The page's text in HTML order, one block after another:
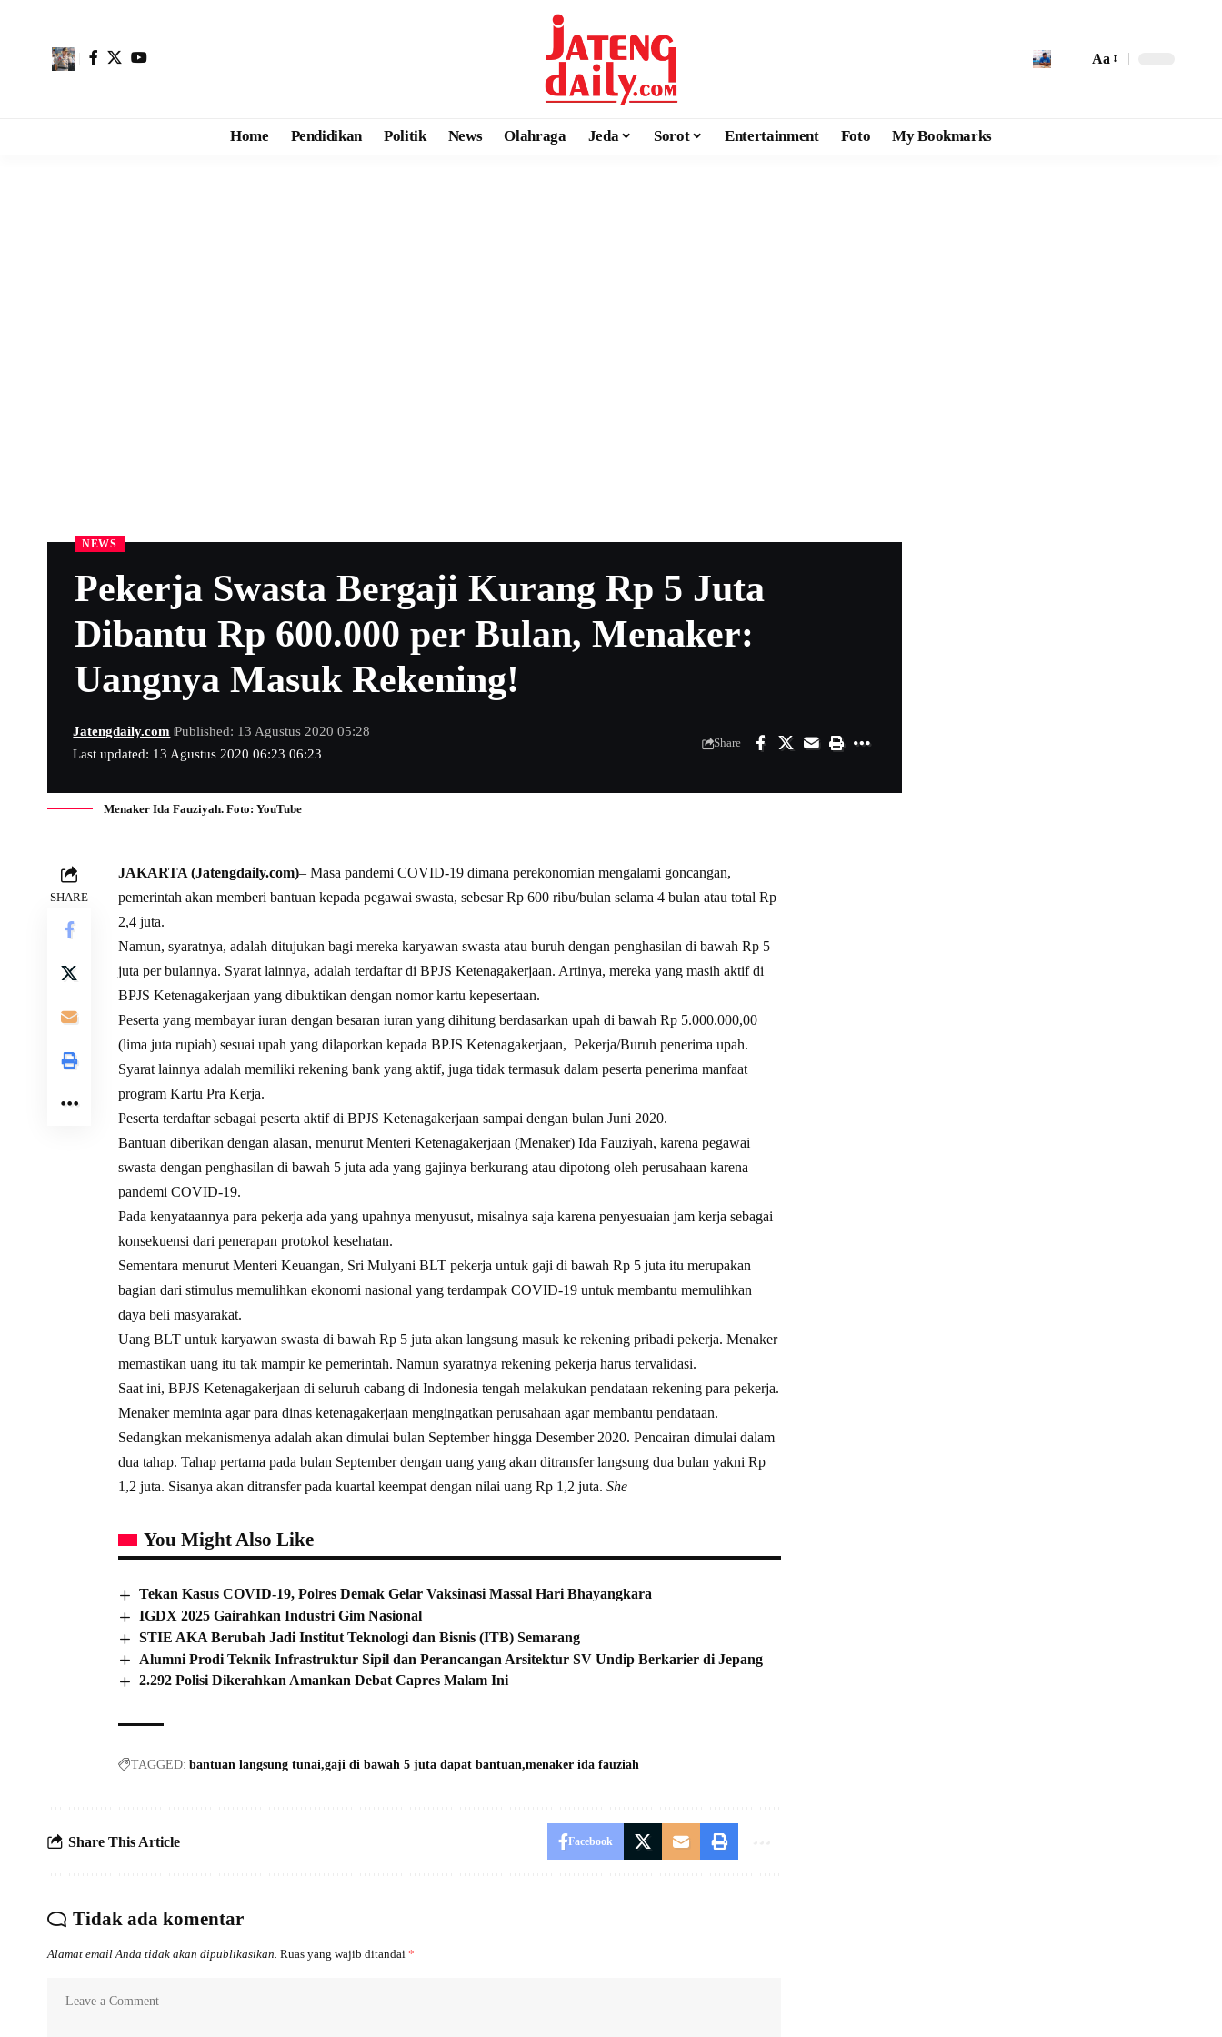
Aa
Home Pendidikan Politik News Olahraga Jeda Sorot Entertainment Foto My Bookmarks
NEWS
Pekerja Swasta Bergaji Kurang Rp 5 Juta
Dibantu Rp 600.000 per Bulan, Menaker:
Uangnya Masuk Rekening!
Last updated: 13 Agustus 2020 06:23 06:23
Jatengdaily.com Published: 13 Agustus 2020 05:28
Share
Menaker Ida Fauziyah. Foto: YouTube
SHARE
JAKARTA (Jatengdaily.com)– Masa pandemi COVID-19 dimana perekonomian mengalami goncangan,
pemerintah akan memberi bantuan kepada pegawai swasta, sebesar Rp 600 ribu/bulan selama 4 bulan atau total Rp
2,4 juta.
Namun, syaratnya, adalah ditujukan bagi mereka karyawan swasta atau buruh dengan penghasilan di bawah Rp 5
juta per bulannya. Syarat lainnya, adalah terdaftar di BPJS Ketenagakerjaan. Artinya, mereka yang masih aktif di
BPJS Ketenagakerjaan yang dibuktikan dengan nomor kartu kepesertaan.
Peserta yang membayar iuran dengan besaran iuran yang dihitung berdasarkan upah di bawah Rp 5.000.000,00
(lima juta rupiah) sesuai upah yang dilaporkan kepada BPJS Ketenagakerjaan, Pekerja/Buruh penerima upah.
Syarat lainnya adalah memiliki rekening bank yang aktif, juga tidak termasuk dalam peserta penerima manfaat
program Kartu Pra Kerja.
Peserta terdaftar sebagai peserta aktif di BPJS Ketenagakerjaan sampai dengan bulan Juni 2020.
Bantuan diberikan dengan alasan, menurut Menteri Ketenagakerjaan (Menaker) Ida Fauziyah, karena pegawai
swasta dengan penghasilan di bawah 5 juta ada yang gajinya berkurang atau dipotong oleh perusahaan karena
pandemi COVID-19.
Pada kenyataannya para pekerja ada yang upahnya menyusut, misalnya saja karena penyesuaian jam kerja sebagai
konsekuensi dari penerapan protokol kesehatan.
Sementara menurut Menteri Keuangan, Sri Mulyani BLT pekerja untuk gaji di bawah Rp 5 juta itu merupakan
bagian dari stimulus memulihkan ekonomi nasional yang terdampak COVID-19 untuk membantu memulihkan
daya beli masyarakat.
Uang BLT untuk karyawan swasta di bawah Rp 5 juta akan langsung masuk ke rekening pribadi pekerja. Menaker
memastikan uang itu tak mampir ke pemerintah. Namun syaratnya rekening pekerja harus tervalidasi.
Saat ini, BPJS Ketenagakerjaan di seluruh cabang di Indonesia tengah melakukan pendataan rekening para pekerja.
Menaker meminta agar para dinas ketenagakerjaan mengingatkan perusahaan agar membantu pendataan.
Sedangkan mekanismenya adalah akan dimulai bulan September hingga Desember 2020. Pencairan dimulai dalam
dua tahap. Tahap pertama pada bulan September dengan uang yang akan ditransfer langsung dua bulan yakni Rp
1,2 juta. Sisanya akan ditransfer pada kuartal keempat dengan nilai uang Rp 1,2 juta. She
You Might Also Like
Tekan Kasus COVID-19, Polres Demak Gelar Vaksinasi Massal Hari Bhayangkara
IGDX 2025 Gairahkan Industri Gim Nasional
STIE AKA Berubah Jadi Institut Teknologi dan Bisnis (ITB) Semarang
Alumni Prodi Teknik Infrastruktur Sipil dan Perancangan Arsitektur SV Undip Berkarier di Jepang
2.292 Polisi Dikerahkan Amankan Debat Capres Malam Ini
TAGGED: bantuan langsung tunai gaji di bawah 5 juta dapat bantuan menaker ida fauziah
Share This Article Facebook
Tidak ada komentar
Alamat email Anda tidak akan dipublikasikan. Ruas yang wajib ditandai *